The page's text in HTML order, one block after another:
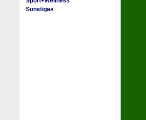
Sonstiges